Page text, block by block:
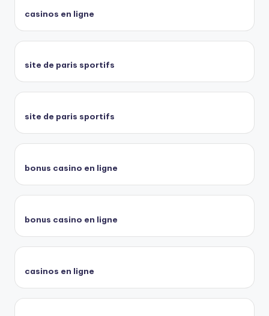
casinos en ligne
site de paris sportifs
site de paris sportifs
bonus casino en ligne
bonus casino en ligne
casinos en ligne